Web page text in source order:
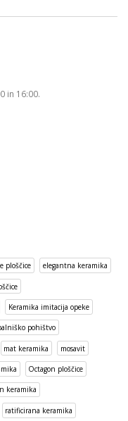
in 16:00.
ploščice elegantna keramika
Keramika imitacija opeke
pohištvo
mat keramika mosavit
Octagon ploščice
keramika
ratificirana keramika